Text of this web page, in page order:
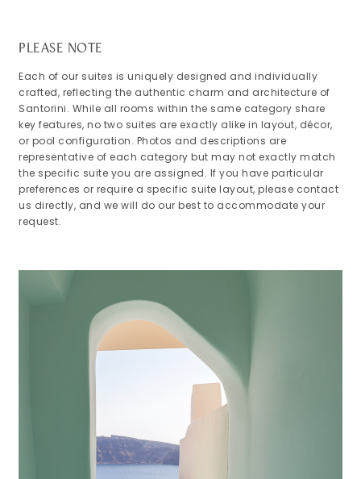
PLEASE NOTE
Each of our suites is uniquely designed and individually
crafted, reflecting the authentic charm and architecture of
Santorini. While all rooms within the same category share
key features, no two suites are exactly alike in layout, décor,
or pool configuration. Photos and descriptions are
representative of each category but may not exactly match
the specific suite you are assigned. If you have particular
preferences or require a specific suite layout, please contact
us directly, and we will do our best to accommodate your
request.